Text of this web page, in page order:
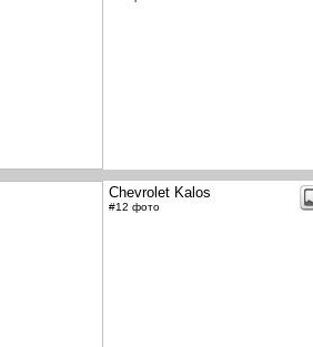
Chevrolet Kalos
#12 фото